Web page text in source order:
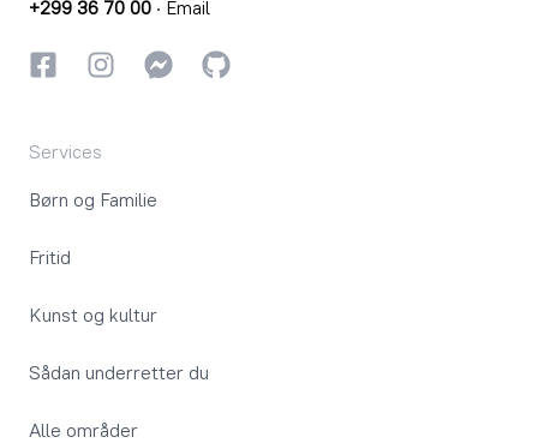
+299 36 70 00 · Email
FacebookInstagramInstagram
GitHub
Services
Børn og Familie
Fritid
Kunst og kultur
Sådan underretter du
Alle områder